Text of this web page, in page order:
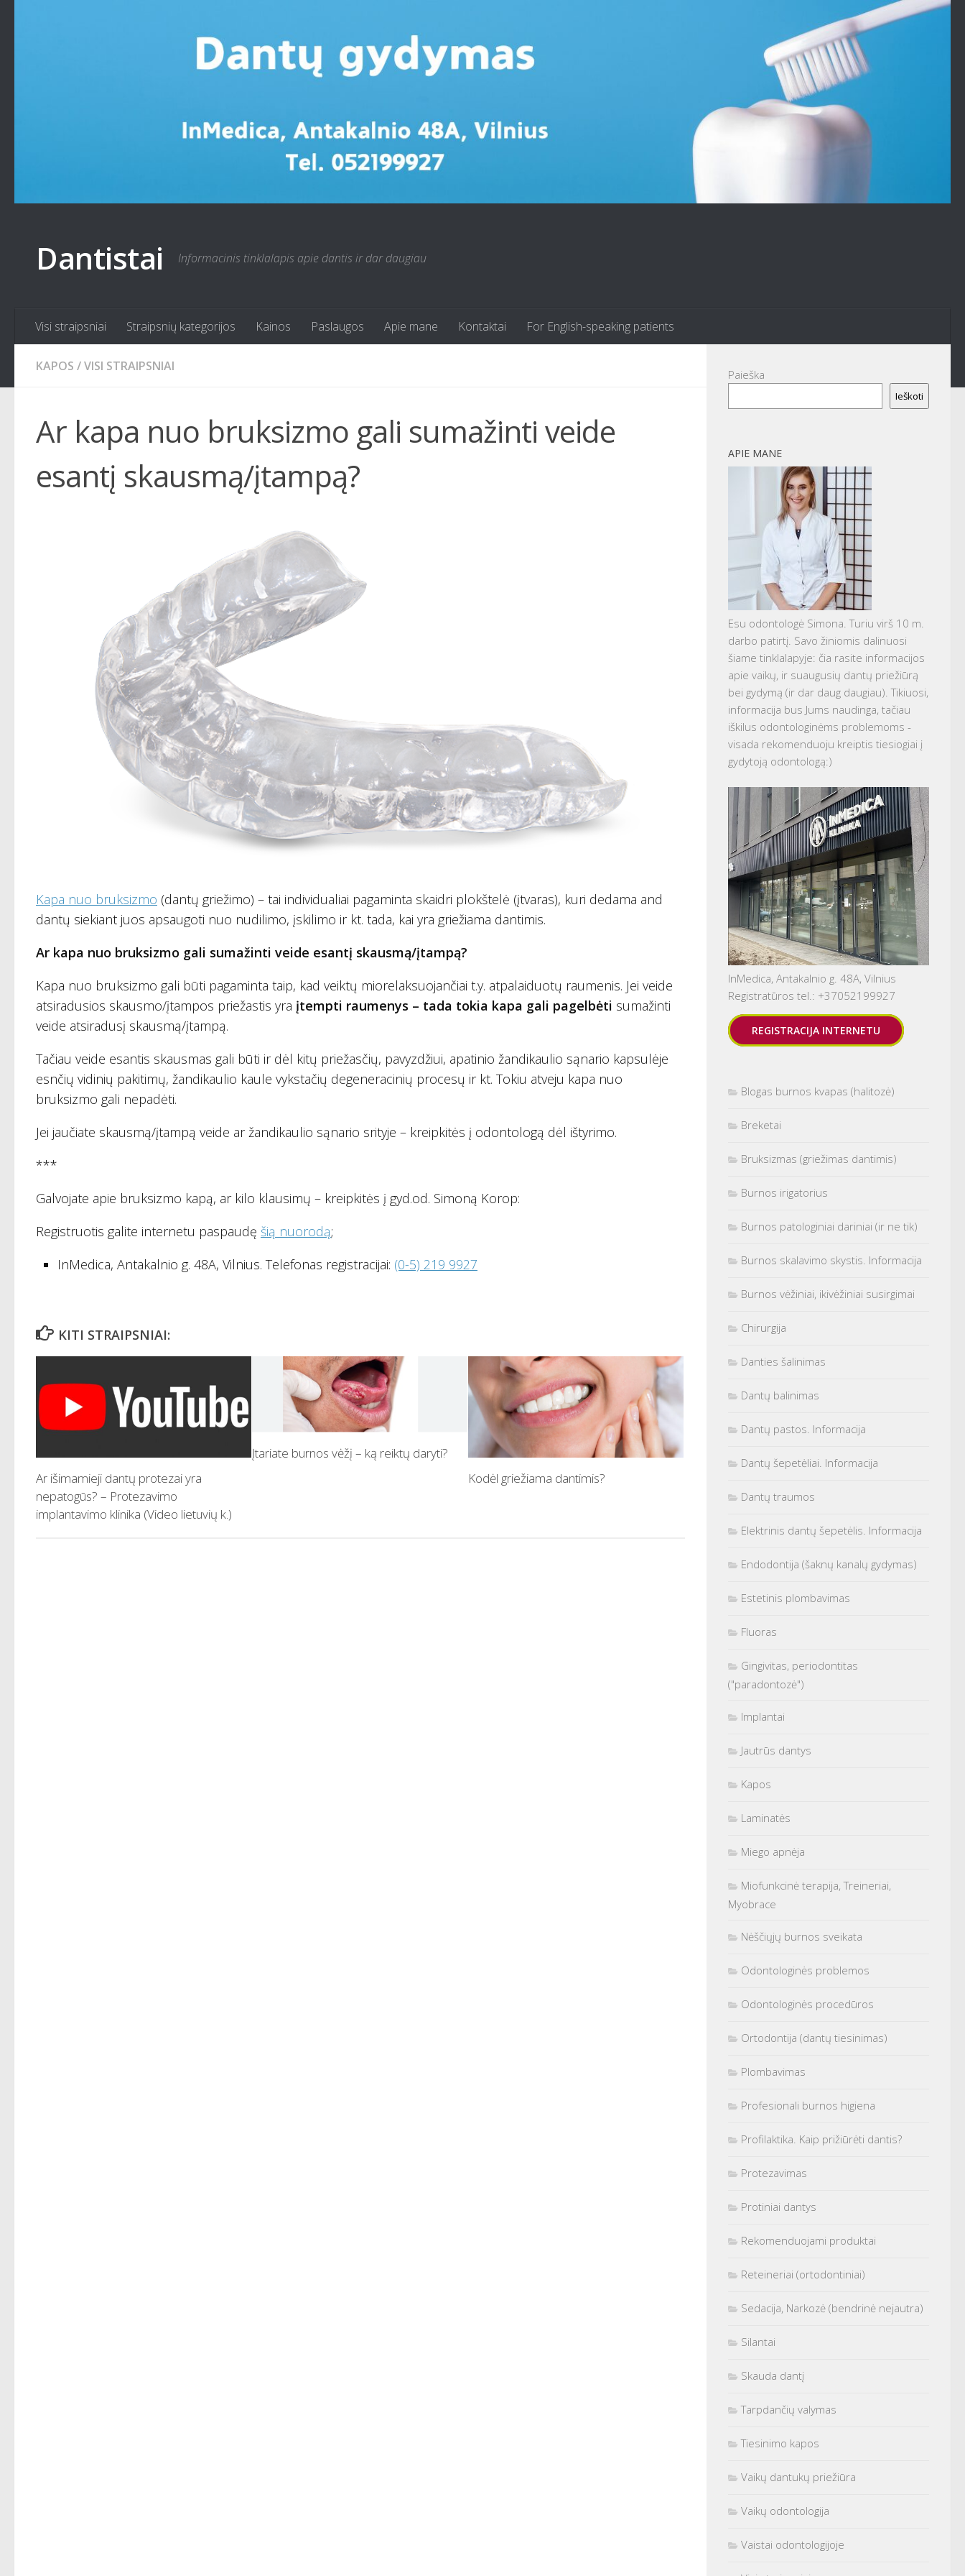
Dantistai Informacinis tinklalapis apie dantis ir dar daugiau
Visi straipsniai Straipsnių kategorijos Kainos Paslaugos Apie mane Kontaktai For English-speaking patients
KAPOS /VISI STRAIPSNIAI
Ar kapa nuo bruksizmo gali sumažinti veide
esantį skausmą/įtampą?
Kapa nuo bruksizmo (dantų griežimo) – tai individualiai pagaminta skaidri plokštelė (įtvaras), kuri dedama and
dantų siekiant juos apsaugoti nuo nudilimo, įskilimo ir kt. tada, kai yra griežiama dantimis.
Ar kapa nuo bruksizmo gali sumažinti veide esantį skausmą/įtampą?
Kapa nuo bruksizmo gali būti pagaminta taip, kad veiktų miorelaksuojančiai t.y. atpalaiduotų raumenis. Jei veide
atsiradusios skausmo/įtampos priežastis yra įtempti raumenys – tada tokia kapa gali pagelbėti sumažinti
veide atsiradusį skausmą/įtampą.
Tačiau veide esantis skausmas gali būti ir dėl kitų priežasčių, pavyzdžiui, apatinio žandikaulio sąnario kapsulėje
esnčių vidinių pakitimų, žandikaulio kaule vykstačių degeneracinių procesų ir kt. Tokiu atveju kapa nuo
bruksizmo gali nepadėti.
Jei jaučiate skausmą/įtampą veide ar žandikaulio sąnario srityje – kreipkitės į odontologą dėl ištyrimo.
***
Galvojate apie bruksizmo kapą, ar kilo klausimų – kreipkitės į gyd.od. Simoną Korop:
Registruotis galite internetu paspaudę šią nuorodą;
InMedica, Antakalnio g. 48A, Vilnius. Telefonas registracijai: (0-5) 219 9927
KITI STRAIPSNIAI:
Ar išimamieji dantų protezai yra
nepatogūs? – Protezavimo
implantavimo klinika (Video lietuvių k.)
Įtariate burnos vėžį – ką reiktų daryti?
Kodėl griežiama dantimis?
Paieška
Ieškoti
APIE MANE
Esu odontologė Simona. Turiu virš 10 m.
darbo patirtį. Savo žiniomis dalinuosi
šiame tinklalapyje: čia rasite informacijos
apie vaikų, ir suaugusių dantų priežiūrą
bei gydymą (ir dar daug daugiau). Tikiuosi,
informacija bus Jums naudinga, tačiau
iškilus odontologinėms problemoms -
visada rekomenduoju kreiptis tiesiogiai į
gydytoją odontologą:)
InMedica, Antakalnio g. 48A, Vilnius
Registratūros tel.: +37052199927
REGISTRACIJA INTERNETU
Blogas burnos kvapas (halitozė)
Breketai
Bruksizmas (griežimas dantimis)
Burnos irigatorius
Burnos patologiniai dariniai (ir ne tik)
Burnos skalavimo skystis. Informacija
Burnos vėžiniai, ikivėžiniai susirgimai
Chirurgija
Danties šalinimas
Dantų balinimas
Dantų pastos. Informacija
Dantų šepetėliai. Informacija
Dantų traumos
Elektrinis dantų šepetėlis. Informacija
Endodontija (šaknų kanalų gydymas)
Estetinis plombavimas
Fluoras
Gingivitas, periodontitas
("paradontozė")
Implantai
Jautrūs dantys
Kapos
Laminatės
Miego apnėja
Miofunkcinė terapija, Treineriai,
Myobrace
Nėščiųjų burnos sveikata
Odontologinės problemos
Odontologinės procedūros
Ortodontija (dantų tiesinimas)
Plombavimas
Profesionali burnos higiena
Profilaktika. Kaip prižiūrėti dantis?
Protezavimas
Protiniai dantys
Rekomenduojami produktai
Reteineriai (ortodontiniai)
Sedacija, Narkozė (bendrinė nejautra)
Silantai
Skauda dantį
Tarpdančių valymas
Tiesinimo kapos
Vaikų dantukų priežiūra
Vaikų odontologija
Vaistai odontologijoje